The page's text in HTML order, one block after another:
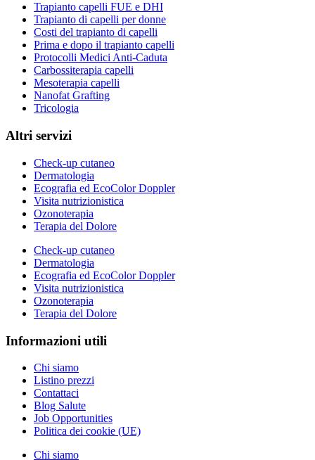
Trapianto capelli FUE e DHI
Trapianto di capelli per donne
Costi del trapianto di capelli
Prima e dopo il trapianto capelli
Protocolli Medici Anti-Caduta
Carbossiterapia capelli
Mesoterapia capelli
Nanofat Grafting
Tricologia
Altri servizi
Check-up cutaneo
Dermatologia
Ecografia ed EcoColor Doppler
Visita nutrizionistica
Ozonoterapia
Terapia del Dolore
Check-up cutaneo
Dermatologia
Ecografia ed EcoColor Doppler
Visita nutrizionistica
Ozonoterapia
Terapia del Dolore
Informazioni utili
Chi siamo
Listino prezzi
Contattaci
Blog Salute
Job Opportunities
Politica dei cookie (UE)
Chi siamo